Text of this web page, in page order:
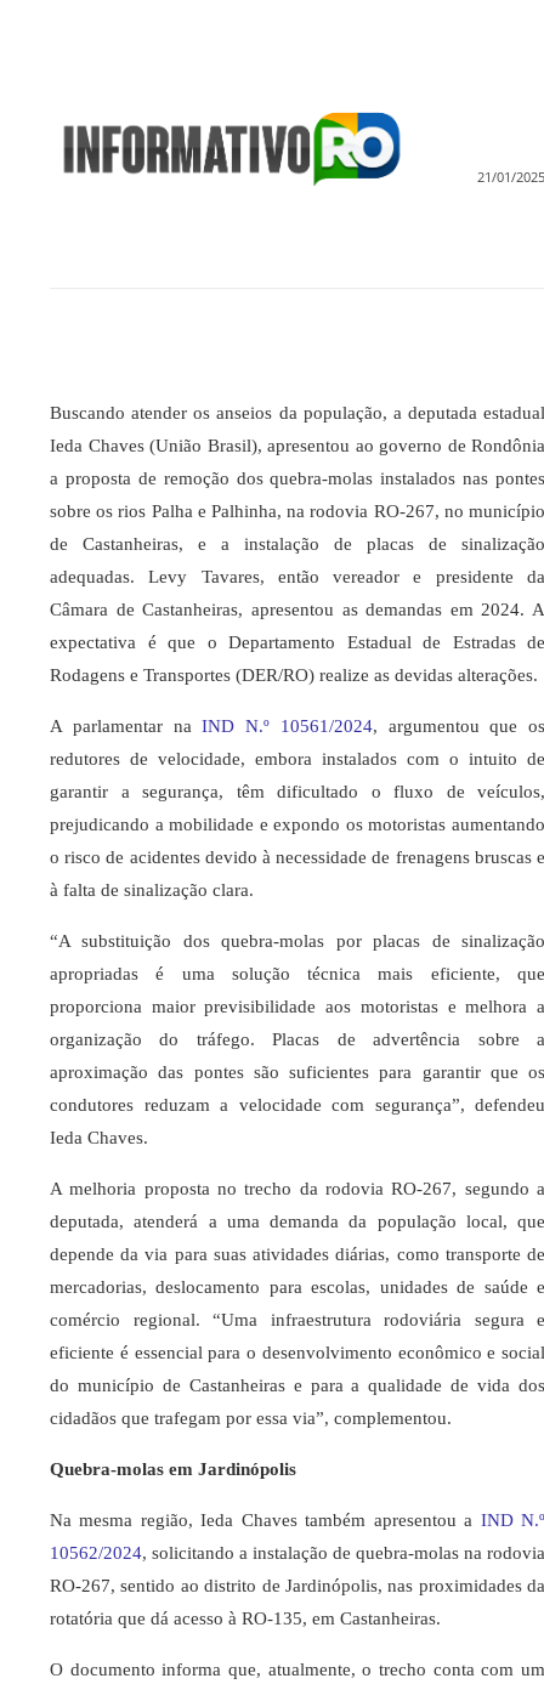
21/01/2025
Buscando atender os anseios da população, a deputada estadual
Ieda Chaves (União Brasil), apresentou ao governo de Rondônia
a proposta de remoção dos quebra-molas instalados nas pontes
sobre os rios Palha e Palhinha, na rodovia RO-267, no município
de Castanheiras, e a instalação de placas de sinalização
adequadas. Levy Tavares, então vereador e presidente da
Câmara de Castanheiras, apresentou as demandas em 2024. A
expectativa é que o Departamento Estadual de Estradas de
Rodagens e Transportes (DER/RO) realize as devidas alterações.
A parlamentar naIND N.º 10561/2024, argumentou que os
redutores de velocidade, embora instalados com o intuito de
garantir a segurança, têm dificultado o fluxo de veículos,
prejudicando a mobilidade e expondo os motoristas aumentando
o risco de acidentes devido à necessidade de frenagens bruscas e
à falta de sinalização clara.
“A substituição dos quebra-molas por placas de sinalização
apropriadas é uma solução técnica mais eficiente, que
proporciona maior previsibilidade aos motoristas e melhora a
organização do tráfego. Placas de advertência sobre a
aproximação das pontes são suficientes para garantir que os
condutores reduzam a velocidade com segurança”, defendeu
Ieda Chaves.
A melhoria proposta no trecho da rodovia RO-267, segundo a
deputada, atenderá a uma demanda da população local, que
depende da via para suas atividades diárias, como transporte de
mercadorias, deslocamento para escolas, unidades de saúde e
comércio regional. “Uma infraestrutura rodoviária segura e
eficiente é essencial para o desenvolvimento econômico e social
do município de Castanheiras e para a qualidade de vida dos
cidadãos que trafegam por essa via”, complementou.
Quebra-molas em Jardinópolis
Na mesma região, Ieda Chaves também apresentou a IND
10562/2024, solicitando a instalação de quebra-molas na rodovia
RO-267, sentido ao distrito de Jardinópolis, nas proximidades da
rotatória que dá acesso à RO-135, em Castanheiras.
O documento informa que, atualmente, o trecho conta com um